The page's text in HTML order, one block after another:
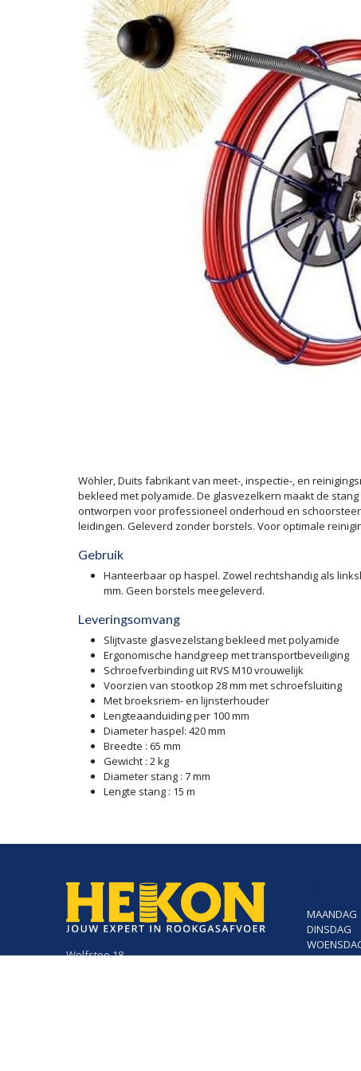
Wöhler, Duits fabrikant van meet-, inspectie-, en
bekleed met polyamide. De glasvezelkern maakt de
ontworpen voor professioneel onderhoud en
leidingen. Geleverd zonder borstels. Voor optimale
Gebruik
Hanteerbaar op haspel. Zowel rechtshandig als
mm. Geen borstels meegeleverd.
Leveringsomvang
Slijtvaste glasvezelstang bekleed met polyamide
Ergonomische handgreep met transportbeveiliging
Schroefverbinding uit RVS M10 vrouwelijk
Voorzien van stootkop 28 mm met schroefsluiting
Met broeksriem- en lijnsterhouder
Lengteaanduiding per 100 mm
Diameter haspel: 420 mm
Breedte : 65 mm
Gewicht : 2 kg
Diameter stang : 7 mm
Lengte stang : 15 m
Wolfstee 18
MAANDAG
DINSDAG